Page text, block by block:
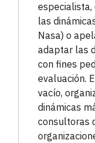
especialista,
las
Nasa) o
adaptar las
con fines
evaluación.
vacío,
dinámicas
consultoras